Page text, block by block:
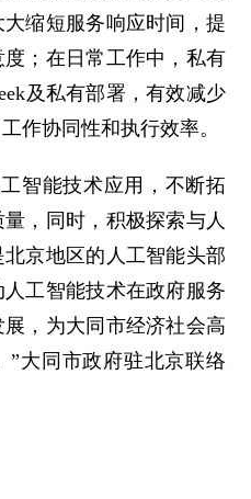
缩短服务响应时间，提
；在日常工作中，私有
及私有部署，有效减少
作协同性和执行效率。
能技术应用，不断拓
，同时，积极探索与人
京地区的人工智能头部
工智能技术在政府服务
，为大同市经济社会高
”大同市政府驻北京联络